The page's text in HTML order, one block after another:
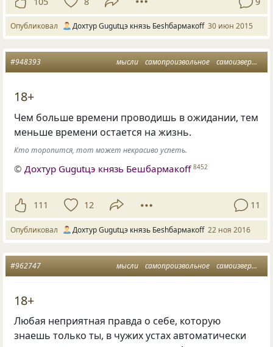
Опубликовал Дохтур Gugutцэ князь Беshбармакоff 30 июн 2015
мысли самопроизвольное самоизвержение
#948393
18+
Чем больше времени проводишь в ожидании, тем
меньше времени остается на жизнь.
Кто торопится, тот может некрасиво успеть.
©Дохтур Gugutцэ князь Бешбармакоff 8452
111 12 11
Опубликовал Дохтур Gugutцэ князь Беshбармакоff 22 ноя 2016
мысли самопроизвольное самоизвержение
#962747
18+
Любая неприятная правда о себе, которую
знаешь только ты, в чужих устах автоматически